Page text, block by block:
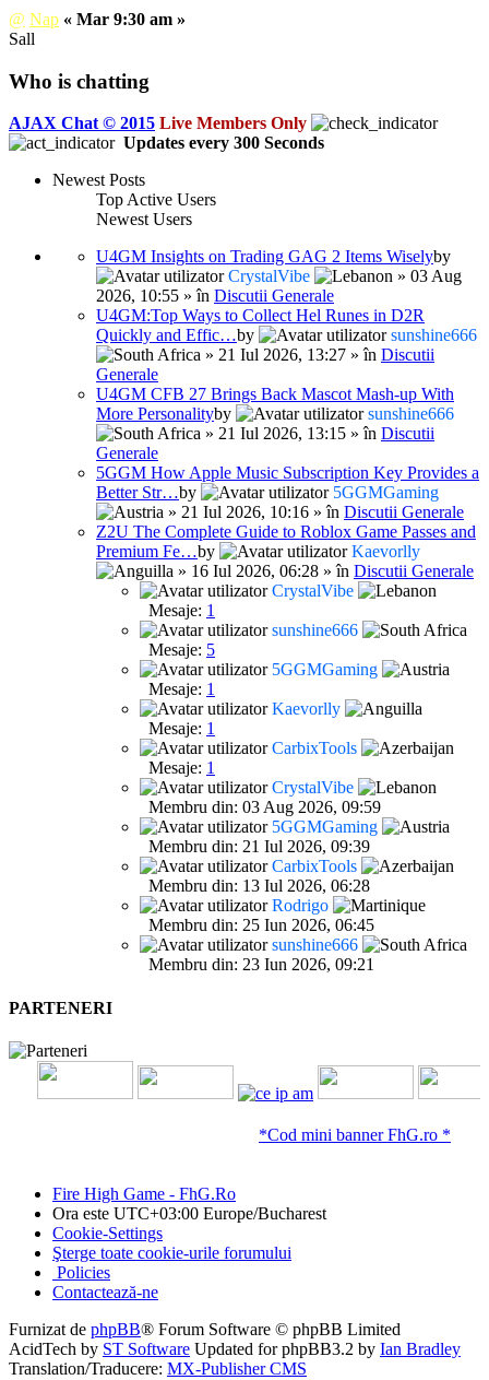
@ Nap « Mar 9:30 am »
Sall
Who is chatting
AJAX Chat © 2015 Live Members Only
Updates every 300 Seconds
Newest Posts
Top Active Users
Newest Users
U4GM Insights on Trading GAG 2 Items Wiselyby
CrystalVibe
» 03 Aug
2026, 10:55 » în Discutii Generale
U4GM:Top Ways to Collect Hel Runes in D2R
Quickly and Effic…by
sunshine666
» 21 Iul 2026, 13:27 » în Discutii
Generale
U4GM CFB 27 Brings Back Mascot Mash-up With
More Personalityby
sunshine666
» 21 Iul 2026, 13:15 » în Discutii
Generale
5GGM How Apple Music Subscription Key Provides a
Better Str…by
5GGMGaming
» 21 Iul 2026, 10:16 » în Discutii Generale
Z2U The Complete Guide to Roblox Game Passes and
Premium Fe…by
Kaevorlly
» 16 Iul 2026, 06:28 » în Discutii Generale
CrystalVibe
Mesaje: 1
sunshine666
Mesaje: 5
5GGMGaming
Mesaje: 1
Kaevorlly
Mesaje: 1
CarbixTools
Mesaje: 1
CrystalVibe
Membru din: 03 Aug 2026, 09:59
5GGMGaming
Membru din: 21 Iul 2026, 09:39
CarbixTools
Membru din: 13 Iul 2026, 06:28
Rodrigo
Membru din: 25 Iun 2026, 06:45
sunshine666
Membru din: 23 Iun 2026, 09:21
PARTENERI
*Cod mini banner FhG.ro *
Fire High Game - FhG.Ro
Ora este UTC+03:00 Europe/Bucharest
Cookie-Settings
Şterge toate cookie-urile forumului
Policies
Contactează-ne
Furnizat de phpBB® Forum Software © phpBB Limited
AcidTech by ST Software Updated for phpBB3.2 by Ian Bradley
Translation/Traducere: MX-Publisher CMS